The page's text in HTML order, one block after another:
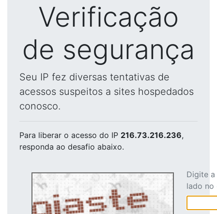
Verificação
de segurança
Seu IP fez diversas tentativas de
acessos suspeitos a sites hospedados
conosco.
Para liberar o acesso do IP 216.73.216.236,
responda ao desafio abaixo.
Digite
lado no